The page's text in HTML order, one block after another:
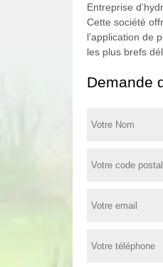
Entreprise
Cette société
l’application de
les plus brefs
Demande